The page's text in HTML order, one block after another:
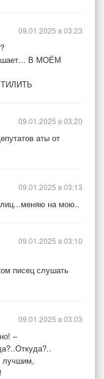
В МОЁМ
09.01.2025 в 03:23
аты от
09.01.2025 в 03:20
на мою..
09.01.2025 в 03:13
писец слушать
09.01.2025 в 03:10
–
лучшим,
09.01.2025 в 03:03